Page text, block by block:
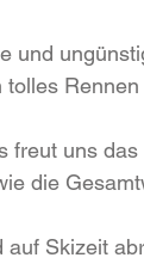
und
tolles
freut uns
die
auf Skizeit